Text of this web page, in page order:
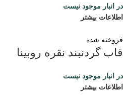
در انبار موجود نیست
اطلاعات بیشتر
فروخته شده
قاب گردنبند نقره روبینا
در انبار موجود نیست
اطلاعات بیشتر